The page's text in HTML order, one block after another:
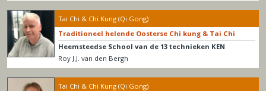
Tai Chi & Chi Kung (Qi Gong)
Traditioneel helende Oosterse Chi kung & Tai Chi
Heemsteedse School van de 13 technieken KEN
Roy J.J. van den Bergh
Tai Chi & Chi Kung (Qi Gong)